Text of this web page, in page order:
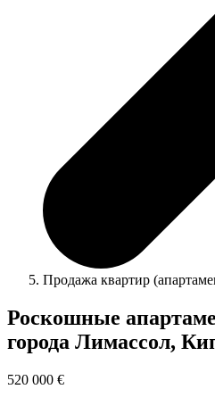
Продажа квартир
Роскошные
города Лимассол,
520 000 €